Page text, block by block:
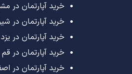
خرید آپارتمان در
خرید آپارتمان در
خرید آپارتمان در یزد
خرید آپارتمان در قم
خرید آپارتمان در